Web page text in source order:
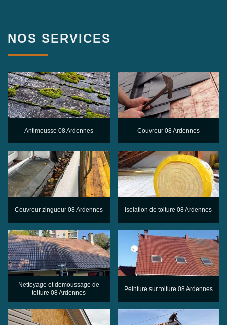
NOS SERVICES
Antimousse 08 Ardennes Couvreur 08 Ardennes
Couvreur zingueur 08 Ardennes Isolation de toiture 08 Ardennes
Nettoyage et demoussage de
toiture 08 Ardennes
Peinture sur toiture 08 Ardennes